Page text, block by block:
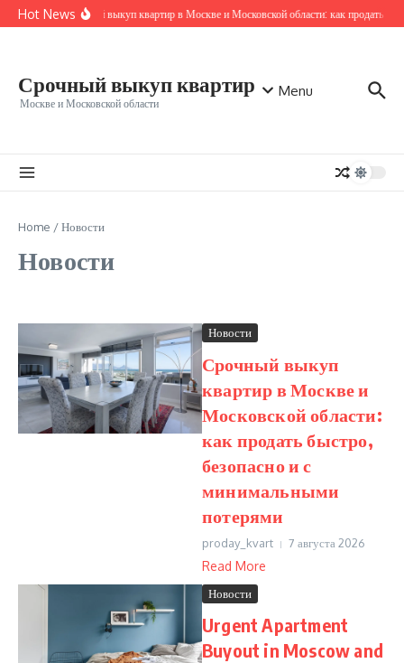
Перейти к содержанию
Hot NewsСрочный выкуп квартир в Москве и Московской области: как продать
Срочный выкуп квартир
Москве и Московской области
Menu
Home /Новости
Новости
Новости
Срочный выкуп
квартир в Москве и
Московской области:
как продать быстро,
безопасно и с
минимальными
потерями
proday_kvart 7 августа 2026
Read More
Новости
Urgent Apartment
Buyout in Moscow and